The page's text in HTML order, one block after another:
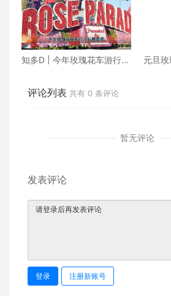
知多D | 今年玫瑰花车游行没
元旦
评论列表 共有 0 条评论
暂无评论
发表评论
登录 注册新账号